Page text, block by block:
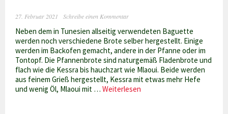
27. Februar 2021 Schreibe einen Kommentar
Neben dem in Tunesien allseitig verwendeten Baguette
werden noch verschiedene Brote selber hergestellt. Einige
werden im Backofen gemacht, andere in der Pfanne oder im
Tontopf. Die Pfannenbrote sind naturgemäß Fladenbrote und
flach wie die Kessra bis hauchzart wie Mlaoui. Beide werden
aus feinem Grieß hergestellt, Kessra mit etwas mehr Hefe
und wenig Öl, Mlaoui mit …Weiterlesen